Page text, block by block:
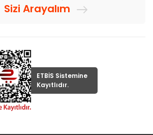
Sizi Arayalım
ETBİS Sistemine
Kayıtlıdır.